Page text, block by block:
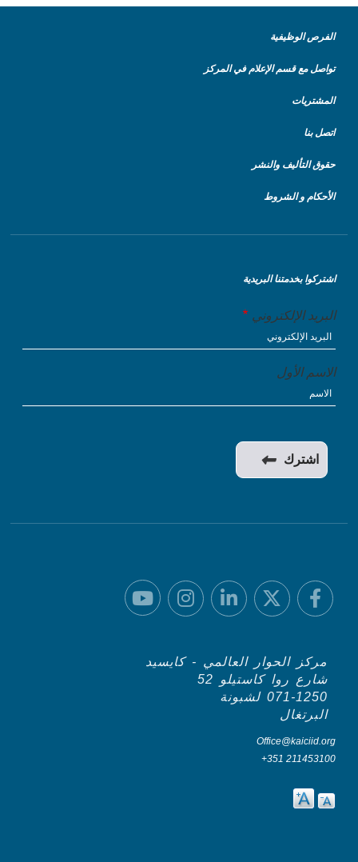
الفرص الوظيفية
تواصل مع قسم الإعلام في المركز
المشتريات
اتصل بنا
حقوق التأليف والنشر
الأحكام و الشروط
اشتركوا بخدمتنا البريدية
البريد الإلكتروني
الاسم الأول
مركز الحوار العالمي - كايسيد
شارع روا كاستيلو 52
071-1250 لشبونة
البرتغال
Office@kaiciid.org
+351 211453100